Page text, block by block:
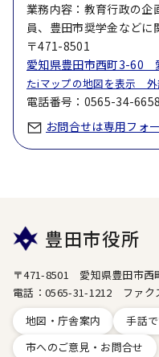
業務内容：教育行政の企
員、豊田市奨学金などに
〒471-8501
愛知県豊田市西町3-60
たiマップの地図を表示 外
電話番号：0565-34-
お問合せは専用フォ
豊田市役所
〒471-8501 愛知県豊田市西
電話：0565-31-1212 ファク
地図・庁舎案内
手話
市へのご意見・お問合せ